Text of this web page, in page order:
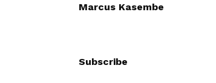
Marcus Kasembe
Subscribe